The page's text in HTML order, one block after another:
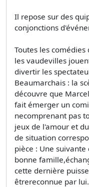
Il repose sur des
conjonctions
Toutes les comédies
les vaudevilles
divertir les
Beaumarchais : la
découvre que
fait émerger un
necomprenant pas
jeux de l'amour et
de situation
pièce : Une
bonne
cette dernière
êtrereconnue par lui.